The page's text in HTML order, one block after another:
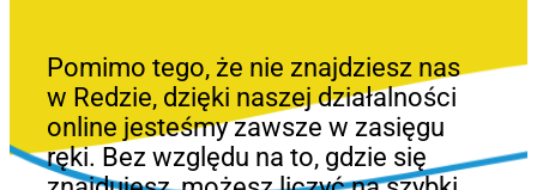
Pomimo tego, że nie znajdziesz nas
w Redzie, dzięki naszej działalności
online jesteśmy zawsze w zasięgu
ręki. Bez względu na to, gdzie się